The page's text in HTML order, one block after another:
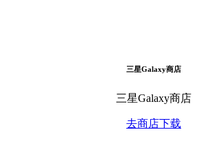
三星Galaxy商店
三星Galaxy商店
去商店下载